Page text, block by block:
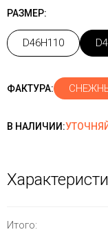
РАЗМЕР:
D46H110
ФАКТУРА:
В НАЛИЧИИ:
Итого: